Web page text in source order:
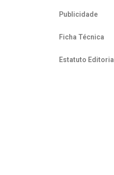
Publicidade
Ficha Técnica
Estatuto Editorial